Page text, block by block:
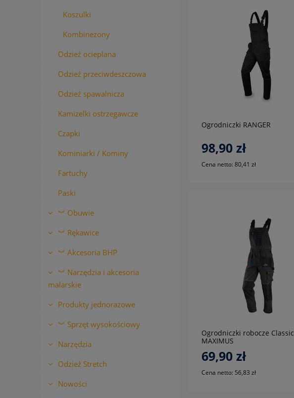
Koszulki
Kombinezony
Odzież ocieplana
Odzież przeciwdeszczowa
Odzież spawalnicza
Kamizelki ostrzegawcze
Czapki
Kominiarki / Kominy
Fartuchy
Paski
︾ Obuwie
︾ Rękawice
︾ Akcesoria BHP
︾ Narzędzia i akcesoria
malarskie
Produkty jednorazowe
︾ Sprzęt wysokościowy
Narzędzia
Odzież Stretch
Nowości
Ogrodniczki RANGER
98,90 zł
Cena netto: 80,41 zł
do koszyka
Ogrodniczki robocze Classic
MAXIMUS
69,90 zł
Cena netto: 56,83 zł
do koszyka